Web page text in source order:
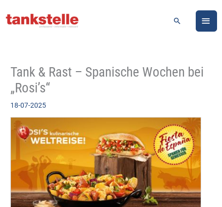
Inhalt
Suchen
Tank & Rast – Spanische Wochen bei
„Rosi’s“
18-07-2025